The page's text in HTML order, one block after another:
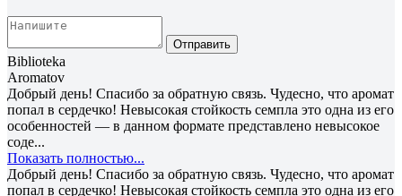
Отправить
Biblioteka
Aromatov
Добрый день! Спасибо за обратную связь. Чудесно, что аромат
попал в сердечко! Невысокая стойкость семпла это одна из его
особенностей — в данном формате представлено невысокое
соде...
Показать полностью...
Добрый день! Спасибо за обратную связь. Чудесно, что аромат
попал в сердечко! Невысокая стойкость семпла это одна из его